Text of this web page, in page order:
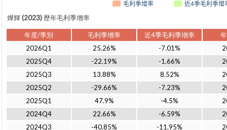
毛利季增率 近4季毛利季增
燁輝 (2023) 歷年毛利季增率
年度/季別 毛利季增率 近4季毛利季增率
2026Q1
25.26% -7.01%
2025Q4
-22.19% -1.66%
2025Q3
13.88% 8.52%
2025Q2
-29.66% -7.23%
2025Q1
47.9% -4.5%
2024Q4
22.66% -6.59%
2024Q3
-40.85% -11.95%